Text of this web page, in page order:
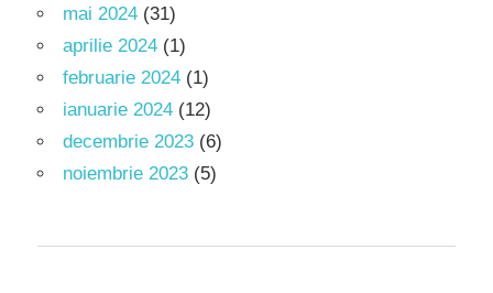
mai 2024 (31)
aprilie 2024 (1)
februarie 2024 (1)
ianuarie 2024 (12)
decembrie 2023 (6)
noiembrie 2023 (5)